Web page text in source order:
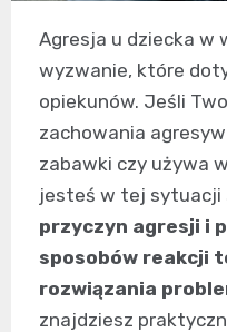
Agresja u dziecka w
wyzwanie, które
opiekunów. Jeśli
zachowania
zabawki czy używa
jesteś w tej sytuacji
przyczyn agresji i
sposobów reakcji
rozwiązania
znajdziesz